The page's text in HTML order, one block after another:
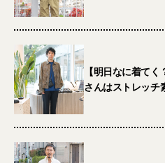
【明日なに着て
さんはストレッチ